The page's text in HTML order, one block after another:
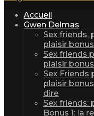
Accueil
Gwen Delmas
Sex friends,
plaisir
Sex friends
plaisir
Sex Friends
plaisir
dire
Sex friends:
Bonus 1: la